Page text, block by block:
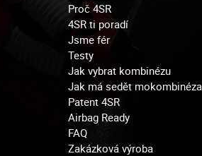
Proč 4SR
4SR ti poradí
Jsme fér
Testy
Jak vybrat kombinézu
Jak má sedět mokombinéza
Patent 4SR
Airbag Ready
FAQ
Zakázková výroba